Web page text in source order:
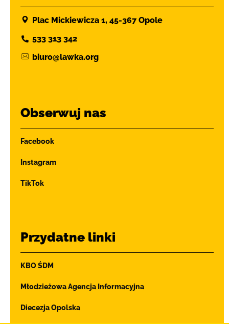
Plac Mickiewicza 1, 45-367 Opole
533 313 342
biuro@lawka.org
Obserwuj nas
Facebook
Instagram
TikTok
Przydatne linki
KBO ŚDM
Młodzieżowa Agencja Informacyjna
Diecezja Opolska